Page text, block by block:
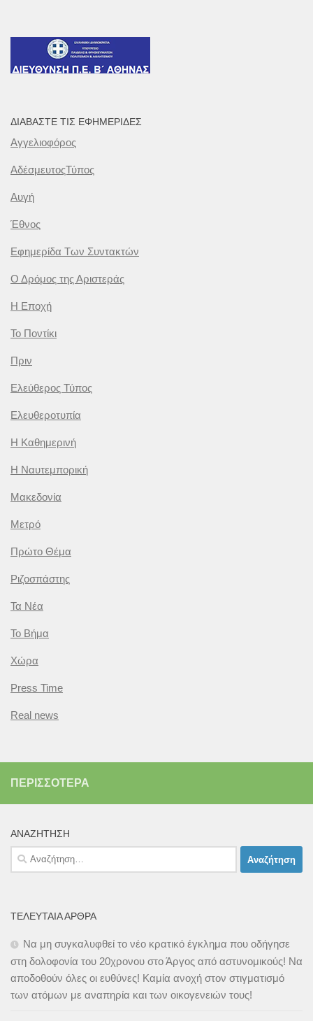
ΔΙΑΒΆΣΤΕ ΤΙΣ ΕΦΗΜΕΡΊΔΕΣ
Αγγελιοφόρος
ΑδέσμευτοςΤύπος
Αυγή
Έθνος
Εφημερίδα Των Συντακτών
Ο Δρόμος της Αριστεράς
Η Εποχή
Το Ποντίκι
Πριν
Ελεύθερος Τύπος
Ελευθεροτυπία
Η Καθημερινή
Η Ναυτεμπορική
Μακεδονία
Μετρό
Πρώτο Θέμα
Ριζοσπάστης
Τα Νέα
Το Βήμα
Χώρα
Press Time
Real news
ΠΕΡΙΣΣΌΤΕΡΑ
ΑΝΑΖΉΤΗΣΗ
Αναζήτηση
για:
ΤΕΛΕΥΤΑΊΑ ΆΡΘΡΑ
Να μη συγκαλυφθεί το νέο κρατικό έγκλημα που οδήγησε
στη δολοφονία του 20χρονου στο Άργος από αστυνομικούς! Να
αποδοθούν όλες οι ευθύνες! Καμία ανοχή στον στιγματισμό
των ατόμων με αναπηρία και των οικογενειών τους!